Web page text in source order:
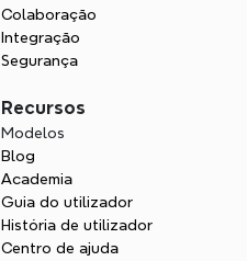
Colaboração
Integração
Segurança
Recursos
Modelos
Blog
Academia
Guia do utilizador
História de utilizador
Centro de ajuda